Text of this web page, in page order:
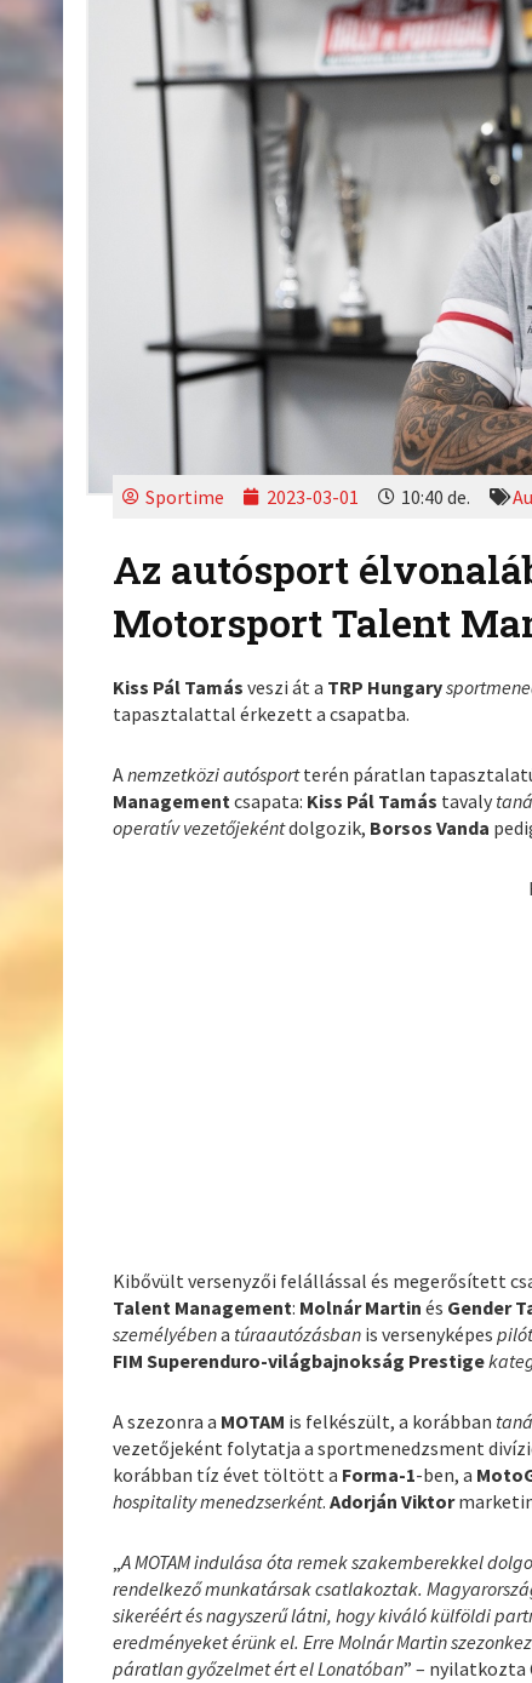
Sportime 2023-03-01 10:40 de.
Az autósport
Motorsport Talent
Kiss Pál Tamás veszi át a TRP Hungary
tapasztalattal érkezett a csapatba.
Anemzetközi autósportterén páratlan
Managementcsapata: Kiss Pál Tamás tavaly
operatív vezetőjekéntdolgozik, Borsos Vanda
Kibővült versenyzői felállással és megerősített
Talent Management: Molnár Martin és Gender
személyébena túraautózásban is versenyképes
FIM Superenduro-világbajnokság Prestige
A szezonra a MOTAM is felkészült, a korábban
vezetőjeként folytatja a sportmenedzsment
korábban tíz évet töltött a Forma-1-ben, a
hospitality menedzserként.Adorján Viktor
„A MOTAM indulása óta remek szakemberekkel
rendelkező munkatársak csatlakoztak.
sikeréért és nagyszerű látni, hogy kiváló külföldi
eredményeket érünk el. Erre Molnár Martin
páratlan győzelmet ért el Lonatóban” – nyilatkozta